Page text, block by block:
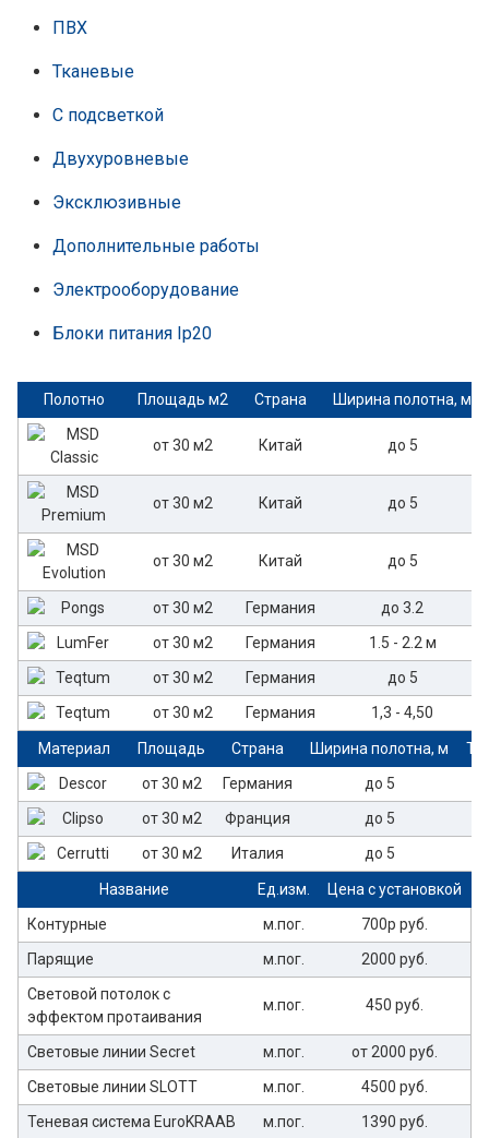
ПВХ
Тканевые
С подсветкой
Двухуровневые
Эксклюзивные
Дополнительные работы
Электрооборудование
Блоки питания Ip20
Полотно Площадь м2 Страна Ширина полотна, м
от 30 м2 Китай до 5
от 30 м2 Китай до 5
от 30 м2 Китай до 5
от 30 м2 Германия
до 3.2
от 30 м2
Германия
1.5 - 2.2 м
от 30 м2
Германия
до 5
от 30 м2
Германия 1,3 - 4,50
Материал Площадь Страна Ширина полотна, м
от 30 м2
Германия
до 5
от 30 м2
Франция
до 5
от 30 м2
Италия до 5
Название Ед.изм.
Цена с установкой
Контурные
м.пог.
700р руб.
Парящие
м.пог.
2000 руб.
Световой потолок с
эффектом протаивания
м.пог. 450 руб.
Световые линии Secret м.пог.
от 2000 руб.
Световые линии SLOTT
м.пог.
4500 руб.
Теневая система EuroKRAAB
м.пог. 1390 руб.